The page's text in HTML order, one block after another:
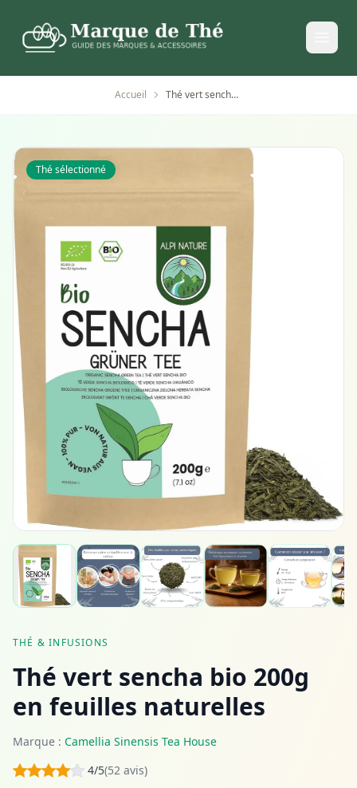
Accueil Thé vert sencha bio 200g en feuilles naturelles
Thé sélectionné
THÉ & INFUSIONS
Thé vert sencha bio 200g
en feuilles naturelles
Marque : Camellia Sinensis Tea House
4/5(52 avis)